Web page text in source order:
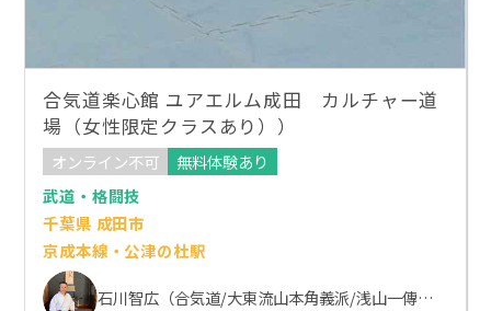
合気道楽心館 ユアエルム成田 カルチャー道
場（女性限定クラスあり））
オンライン不可
無料体験あり
武道・格闘技
千葉県 成田市
京成本線・公津の杜駅
石川智広（合気道/大東流山本角義派/浅山一傳流体術）